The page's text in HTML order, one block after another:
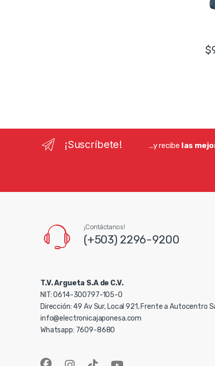
$
¡Suscríbete! ...y recibe las
¡Contáctanos!
(+503) 2296-9200
T.V. Argueta S.A de C.V.
NIT: 0614-300797-105-0
Dirección: 49 Av Sur, Local 921, Frente a Autocentro
info@electronicajaponesa.com
Whatsapp: 7609-8680